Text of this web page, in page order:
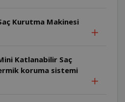
Kurutma Makinesi
Katlanabilir Saç
koruma sistemi